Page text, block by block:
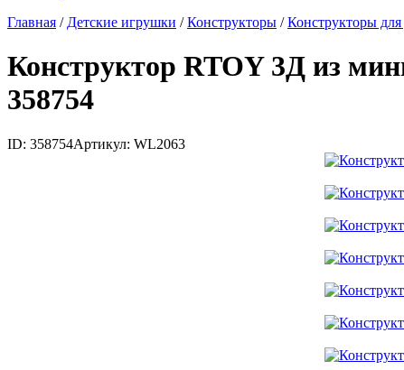
Главная / Детские игрушки /Конструкторы /Конструкторы для
Конструктор RTOY 3Д из
358754
ID: 358754Артикул: WL2063